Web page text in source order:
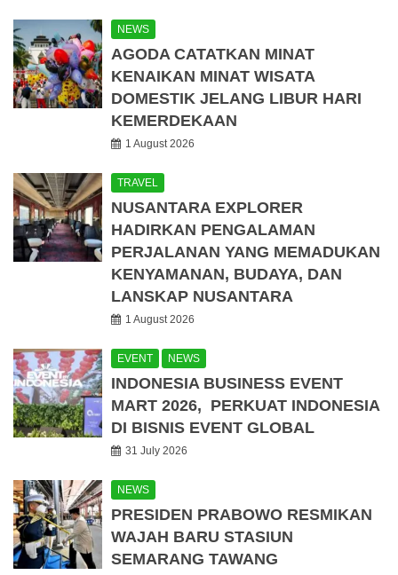
NEWS
AGODA CATATKAN MINAT
KENAIKAN MINAT WISATA
DOMESTIK JELANG LIBUR HARI
KEMERDEKAAN
1 August 2026
TRAVEL
NUSANTARA EXPLORER
HADIRKAN PENGALAMAN
PERJALANAN YANG MEMADUKAN
KENYAMANAN, BUDAYA, DAN
LANSKAP NUSANTARA
1 August 2026
EVENT NEWS
INDONESIA BUSINESS EVENT
MART 2026, PERKUAT INDONESIA
DI BISNIS EVENT GLOBAL
31 July 2026
NEWS
PRESIDEN PRABOWO RESMIKAN
WAJAH BARU STASIUN
SEMARANG TAWANG